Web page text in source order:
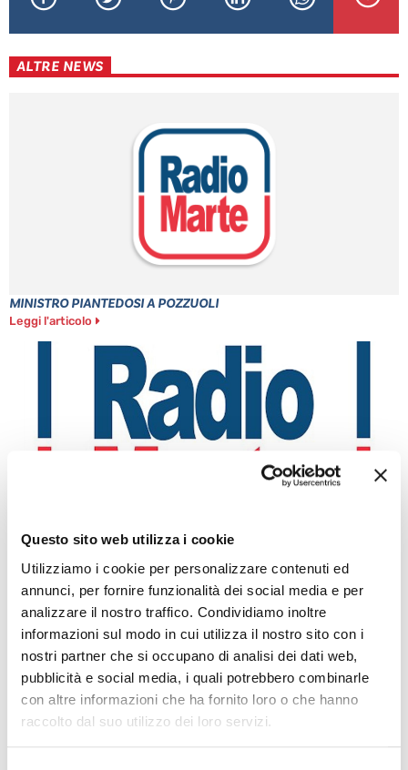
Questo sito web utilizza i cookie
Utilizziamo i cookie per personalizzare contenuti ed
annunci, per fornire funzionalità dei social media e per
analizzare il nostro traffico. Condividiamo inoltre
informazioni sul modo in cui utilizza il nostro sito con i
nostri partner che si occupano di analisi dei dati web,
pubblicità e social media, i quali potrebbero combinarle
con altre informazioni che ha fornito loro o che hanno
raccolto dal suo utilizzo dei loro servizi.
ALTRE NEWS
MINISTRO PIANTEDOSI A POZZUOLI
Leggi l'articolo
PONTICELLI: DODICENNE FERITO A COLTELLATE
Leggi l'articolo